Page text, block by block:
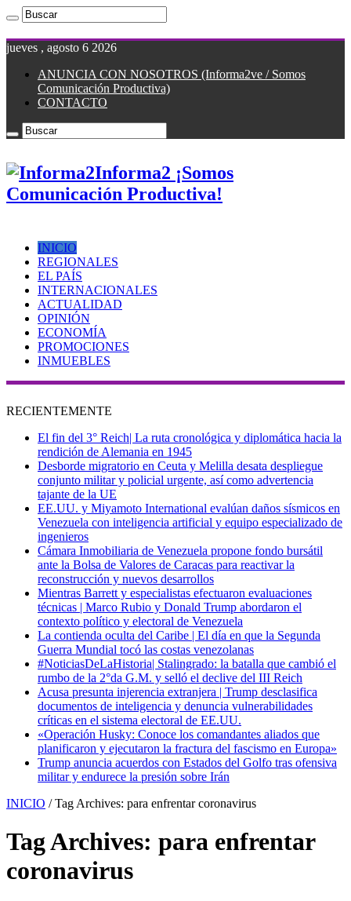
jueves , agosto 6 2026
ANUNCIA CON NOSOTROS (Informa2ve / Somos
Comunicación Productiva)
CONTACTO
Informa2 ¡Somos
Comunicación Productiva!
INICIO
REGIONALES
EL PAÍS
INTERNACIONALES
ACTUALIDAD
OPINIÓN
ECONOMÍA
PROMOCIONES
INMUEBLES
RECIENTEMENTE
El fin del 3° Reich| La ruta cronológica y diplomática hacia la
rendición de Alemania en 1945
Desborde migratorio en Ceuta y Melilla desata despliegue
conjunto militar y policial urgente, así como advertencia
tajante de la UE
EE.UU. y Miyamoto International evalúan daños sísmicos en
Venezuela con inteligencia artificial y equipo especializado de
ingenieros
Cámara Inmobiliaria de Venezuela propone fondo bursátil
ante la Bolsa de Valores de Caracas para reactivar la
reconstrucción y nuevos desarrollos
Mientras Barrett y especialistas efectuaron evaluaciones
técnicas | Marco Rubio y Donald Trump abordaron el
contexto político y electoral de Venezuela
La contienda oculta del Caribe | El día en que la Segunda
Guerra Mundial tocó las costas venezolanas
#NoticiasDeLaHistoria| Stalingrado: la batalla que cambió el
rumbo de la 2°da G.M. y selló el declive del III Reich
Acusa presunta injerencia extranjera | Trump desclasifica
documentos de inteligencia y denuncia vulnerabilidades
críticas en el sistema electoral de EE.UU.
«Operación Husky: Conoce los comandantes aliados que
planificaron y ejecutaron la fractura del fascismo en Europa»
Trump anuncia acuerdos con Estados del Golfo tras ofensiva
militar y endurece la presión sobre Irán
INICIO / Tag Archives: para enfrentar coronavirus
Tag Archives: para enfrentar
coronavirus